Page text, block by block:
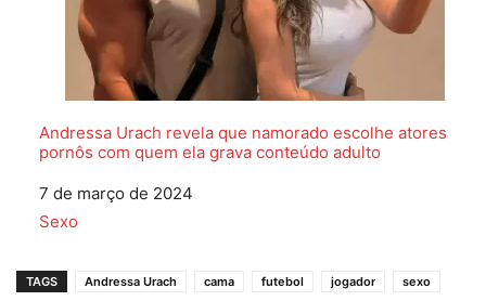
Andressa Urach revela que namorado escolhe atores
pornôs com quem ela grava conteúdo adulto
Data
7 de março de 2024
Em relação a
Sexo
TAGS Andressa Urach cama futebol jogador sexo